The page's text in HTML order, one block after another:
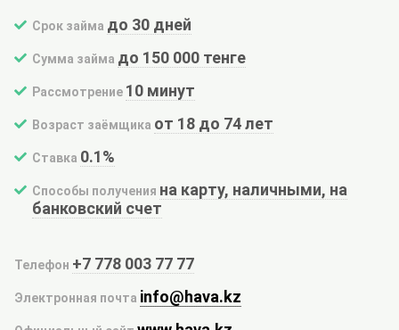
Срок займа до 30 дней
Сумма займа до 150 000 тенге
Рассмотрение 10 минут
Возраст заёмщика от 18 до 74 лет
Ставка 0.1%
Способы получения на карту, наличными, на
банковский счет
Телефон +7 778 003 77 77
Электронная почта info@hava.kz